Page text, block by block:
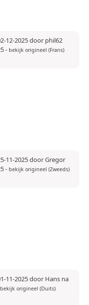
12-2025 door phil62
- bekijk origineel (Frans)
11-2025 door Gregor
- bekijk origineel (Zweeds)
11-2025 door Hans na
bekijk origineel (Duits)